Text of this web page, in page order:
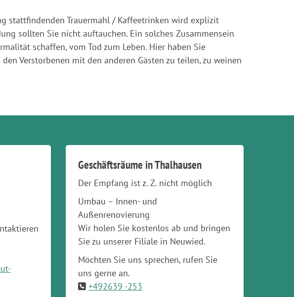
stattfindenden Trauermahl / Kaffeetrinken wird explizit
sollten Sie nicht auftauchen. Ein solches Zusammensein
schaffen, vom Tod zum Leben. Hier haben Sie
Verstorbenen mit den anderen Gästen zu teilen, zu weinen
Geschäftsräume in Thalhausen
Der Empfang ist z. Z. nicht möglich
Umbau – Innen- und
Außenrenovierung
Wir holen Sie kostenlos ab und bringen
Sie zu unserer Filiale in Neuwied.
Möchten Sie uns sprechen, rufen Sie
uns gerne an.
+492639 -253